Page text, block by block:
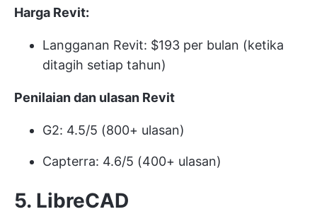
Harga Revit:
Langganan Revit: $193 per bulan (ketika
ditagih setiap tahun)
Penilaian dan ulasan Revit
G2: 4.5/5 (800+ ulasan)
Capterra: 4.6/5 (400+ ulasan)
5. LibreCAD